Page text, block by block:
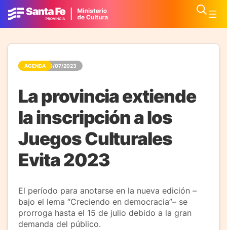
AGENDA 04/07/2023
La provincia extiende
la inscripción a los
Juegos Culturales
Evita 2023
El período para anotarse en la nueva edición –
bajo el lema “Creciendo en democracia”– se
prorroga hasta el 15 de julio debido a la gran
demanda del público.